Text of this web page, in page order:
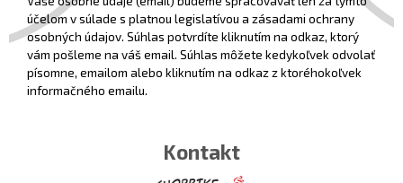
účelom v súlade s platnou legislatívou a zásadami ochrany
osobných údajov. Súhlas potvrdíte kliknutím na odkaz, ktorý
vám pošleme na váš email. Súhlas môžete kedykoľvek odvolať
písomne, emailom alebo kliknutím na odkaz z ktoréhokoľvek
informačného emailu.
Kontakt